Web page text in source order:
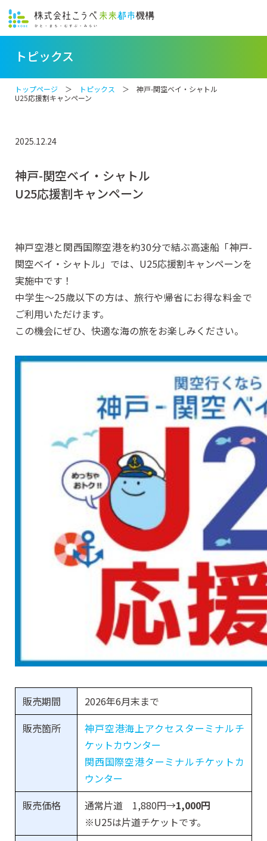
トピックス
トップページ ＞ トピックス
＞ 神戸-関空ベイ・シャトル
U25応援割キャンペーン
2025.12.24
神戸-関空ベイ・シャトル
U25応援割キャンペーン
神戸空港と関西国際空港を約30分で結ぶ高速船「神戸-
関空ベイ・シャトル」では、U25応援割キャンペーンを
実施中です！
中学生～25歳以下の方は、旅行や帰省にお得な料金で
ご利用いただけます。
この機会にぜひ、快適な海の旅をお楽しみください。
販売期間
2026年6月末まで
販売箇所
神戸空港海上アクセスターミナルチ
ケットカウンター
関西国際空港ターミナルチケットカ
ウンター
販売価格
通常片道 1,880円→1,000円
※U25は片道チケットです。